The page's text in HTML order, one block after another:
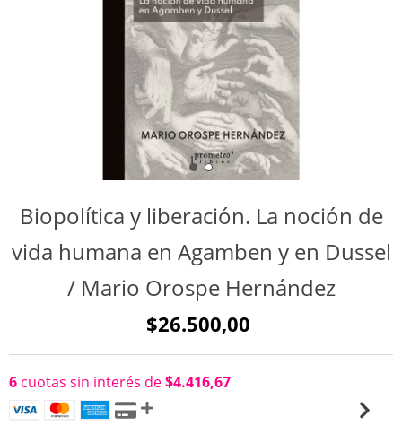
Biopolítica y liberación. La noción de
vida humana en Agamben y en Dussel
/ Mario Orospe Hernández
$26.500,00
6 cuotas sin interés de$4.416,67